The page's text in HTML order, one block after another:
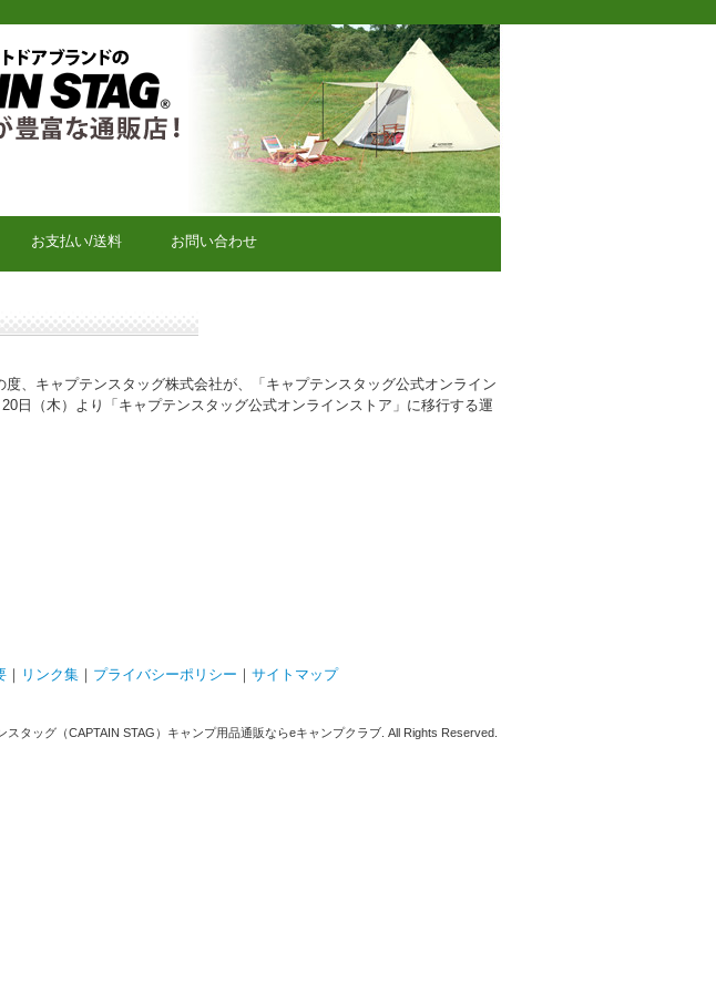
通販店【eキャンプクラブ】
お支払い/送料 お問い合わせ
、キャプテンスタッグ株式会社が、「キャプテンスタッグ公式オンライン
日（木）より「キャプテンスタッグ公式オンラインストア」に移行する運
｜ リンク集 ｜ プライバシーポリシー ｜ サイトマップ
タッグ（CAPTAIN STAG）キャンプ用品通販ならeキャンプクラブ. All Rights Reserved.